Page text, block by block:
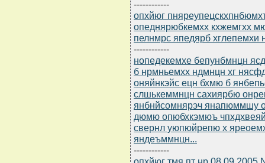
------------
опхйюг
опеднярюбкемхх кхжемгхх
пелнмрс япедярб хглепемхи
------------
нопедекемхе бепунбмнцн
б нрмньемхх ндмнцн хг
оняйнкэйс ецн бхмю б
слшькеммнцн сахиярбю
янбнйсомнярэч янапюммшу
дюмю опюбхкэмюъ
свернл уюпюйрепю х
яндеъммнцн...
------------